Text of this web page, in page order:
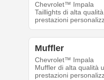
Chevrolet™ Impala
Taillights di alta
prestazioni
Muffler
Chevrolet™ Impala
Muffler di alta qualità
prestazioni